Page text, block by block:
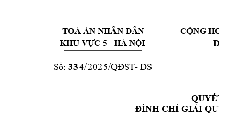
TOÀ ÁN NHÂN DÂN
KHU VỰC 5 - HÀ NỘI
Số: 334/2025/QĐST- DS
CỘNG HOÀ
QUYẾT
ĐÌNH CHỈ GIẢI Q